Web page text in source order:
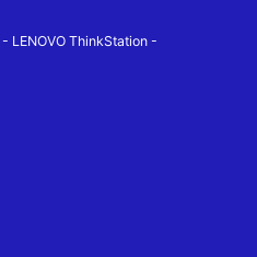
- LENOVO ThinkStation -